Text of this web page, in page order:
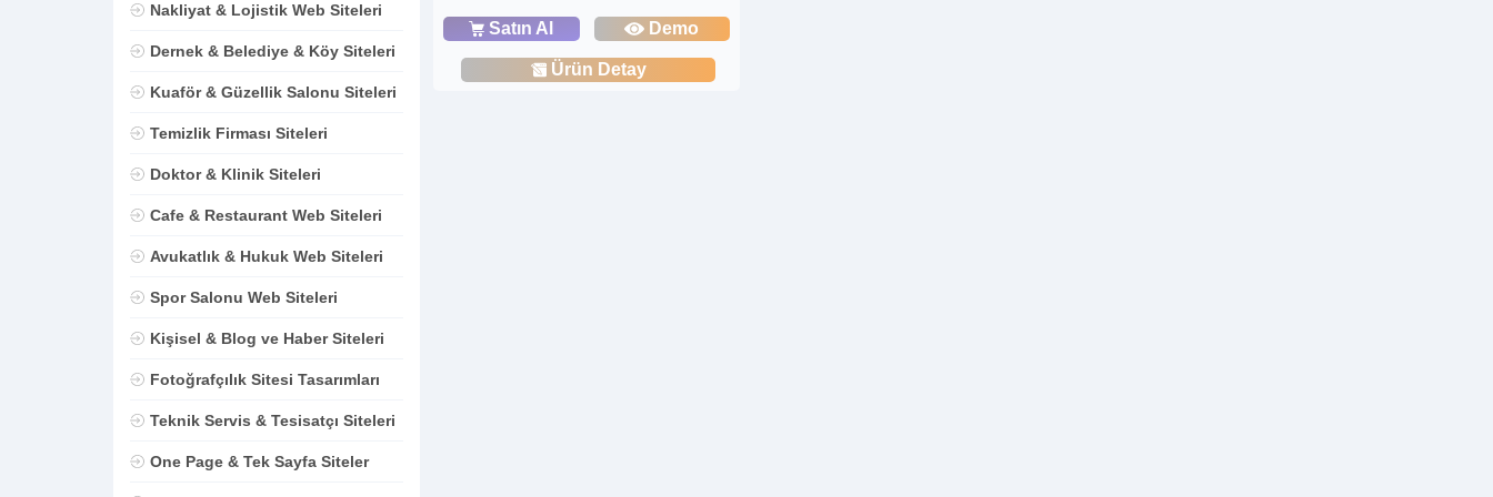
Nakliyat & Lojistik Web Siteleri
Dernek & Belediye & Köy Siteleri
Kuaför & Güzellik Salonu Siteleri
Temizlik Firması Siteleri
Doktor & Klinik Siteleri
Cafe & Restaurant Web Siteleri
Avukatlık & Hukuk Web Siteleri
Spor Salonu Web Siteleri
Kişisel & Blog ve Haber Siteleri
Fotoğrafçılık Sitesi Tasarımları
Teknik Servis & Tesisatçı Siteleri
One Page & Tek Sayfa Siteler
Satın Al Demo
Ürün Detay